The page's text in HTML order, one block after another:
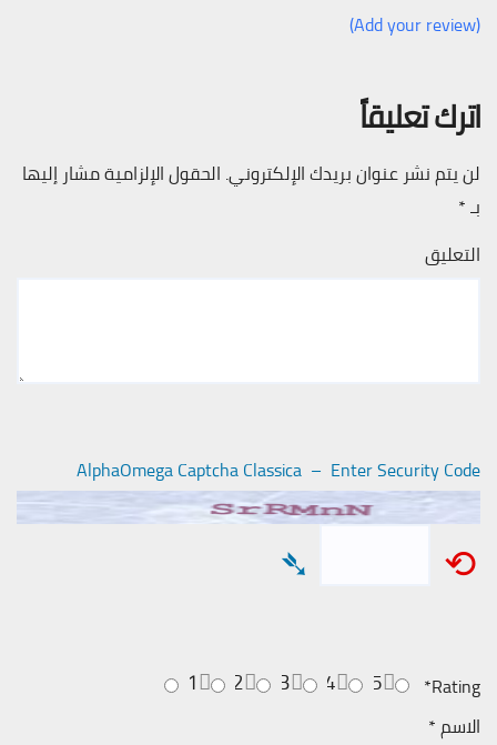
(Add your review)
اترك تعليقاً
لن يتم نشر عنوان بريدك الإلكتروني. الحقول الإلزامية مشار إليها
بـ*
التعليق
AlphaOmega Captcha Classica – Enter Security Code
⟲
➴
Rating
*
5
4
3
2
1
الاسم*